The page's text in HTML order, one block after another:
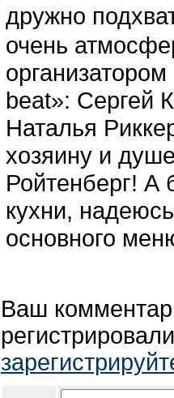
дружно
очень
beat»: Сергей
Наталья
хозяину и
Ройтенберг! А
кухни,
основного
Ваш